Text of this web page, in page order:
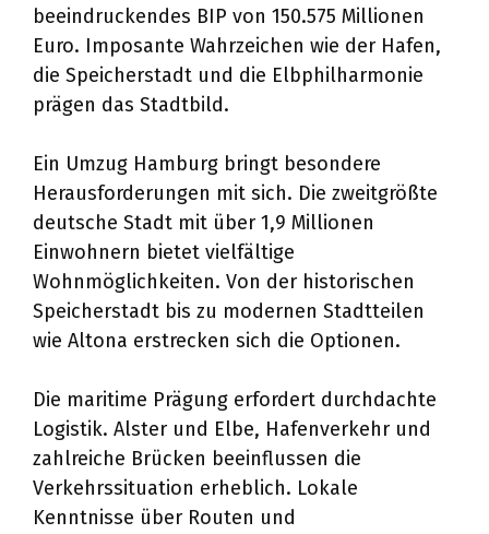
beeindruckendes BIP von 150.575 Millionen
Euro. Imposante Wahrzeichen wie der Hafen,
die Speicherstadt und die Elbphilharmonie
prägen das Stadtbild.
Ein Umzug Hamburg bringt besondere
Herausforderungen mit sich. Die zweitgrößte
deutsche Stadt mit über 1,9 Millionen
Einwohnern bietet vielfältige
Wohnmöglichkeiten. Von der historischen
Speicherstadt bis zu modernen Stadtteilen
wie Altona erstrecken sich die Optionen.
Die maritime Prägung erfordert durchdachte
Logistik. Alster und Elbe, Hafenverkehr und
zahlreiche Brücken beeinflussen die
Verkehrssituation erheblich. Lokale
Kenntnisse über Routen und